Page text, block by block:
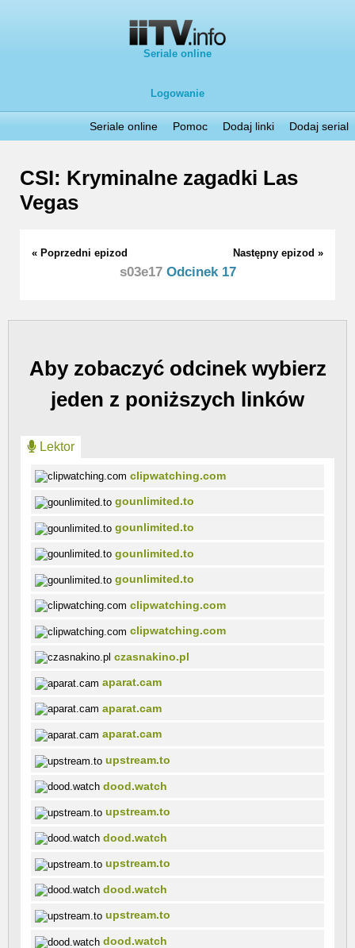
Seriale online
Logowanie
Seriale online Pomoc Dodaj linki Dodaj serial
CSI: Kryminalne zagadki Las
Vegas
« Poprzedni epizod Następny epizod »
s03e17Odcinek 17
Aby zobaczyć odcinek wybierz
jeden z poniższych linków
Lektor
clipwatching.com
gounlimited.to
gounlimited.to
gounlimited.to
gounlimited.to
clipwatching.com
clipwatching.com
czasnakino.pl
aparat.cam
aparat.cam
aparat.cam
upstream.to
dood.watch
upstream.to
dood.watch
upstream.to
dood.watch
upstream.to
dood.watch